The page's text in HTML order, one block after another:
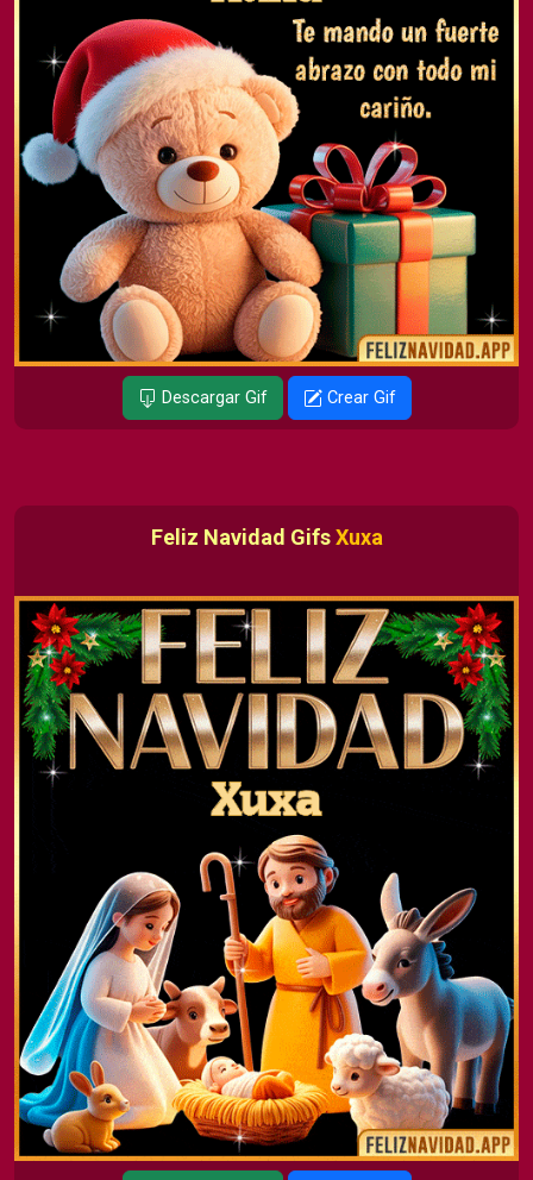
Descargar Gif Crear Gif
Feliz Navidad GifsXuxa